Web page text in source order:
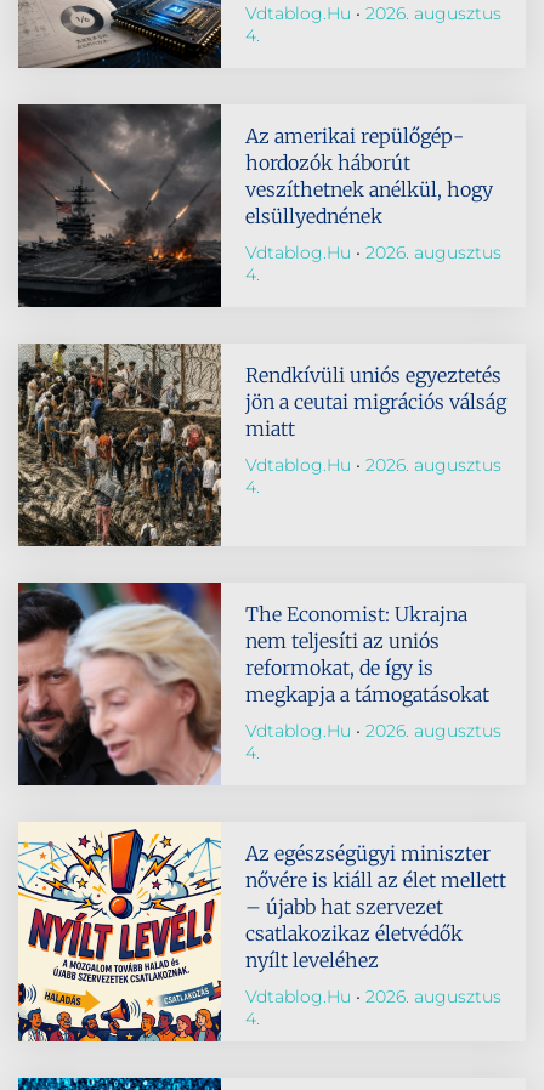
Vdtablog.hu
2026. augusztus
4.
Az amerikai repülőgép-
hordozók háborút
veszíthetnek anélkül, hogy
elsüllyednének
Vdtablog.hu
2026. augusztus
4.
Rendkívüli uniós egyeztetés
jön a ceutai migrációs válság
miatt
Vdtablog.hu
2026. augusztus
4.
The Economist: Ukrajna
nem teljesíti az uniós
reformokat, de így is
megkapja a támogatásokat
Vdtablog.hu
2026. augusztus
4.
Az egészségügyi miniszter
nővére is kiáll az élet mellett
– újabb hat szervezet
csatlakozikaz életvédők
nyílt leveléhez
Vdtablog.hu
2026. augusztus
4.